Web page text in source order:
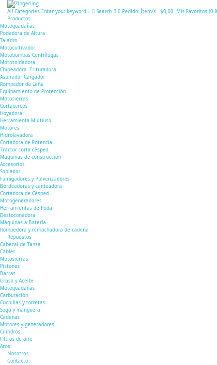
All Categories Enter your keyword... Search 0 Pedido: Ítem/s - $0,00 Mis Favoritos (0
Productos
Motoguadañas
Podadora de Altura
Taladro
Motocultivador
Motobombas Centrífugas
Motosoldadora
Chipeadora- Trituradora
Aspirador Cargador
Rompedor de Leña
Equipamiento de Protección
Motosierras
Cortacercos
Hoyadora
Herramienta Multiuso
Motores
Hidrolavadora
Cortadora de Potencia
Tractor corta césped
Maquinas de construcción
Accesorios
Soplador
Fumigadores y Pulverizadores
Bordeadoras y canteadora
Cortadora de Césped
Motogeneradores
Herramientas de Poda
Destoconadora
Máquinas a Batería
Rompedora y remachadora de cadena
Repuestos
Cabezal de Tanza
Cables
Motosierras
Pistones
Barras
Grasa y Aceite
Motoguadañas
Carburación
Cuchillas y torretas
Soga y manguera
Cadenas
Motores y generadores
Cilindros
Filtros de aire
Aros
Nosotros
Contacto